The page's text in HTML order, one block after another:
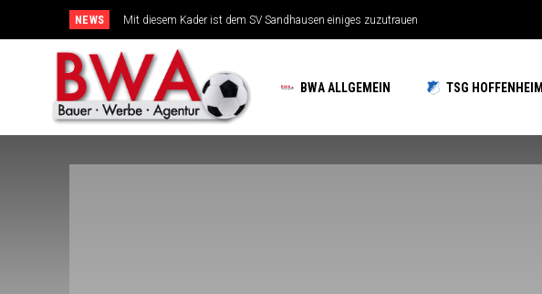
NEWS Mit diesem Kader ist dem SV Sandhausen einiges zuzutrauen
TSG-Erfolgsarchitekten sehen sich für den Tanz auf drei Hochzeiten gut aufgestellt
BWA ALLGEMEIN TSG HOFFENHEIM